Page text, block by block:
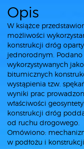
Opis
W książce
możliwości
konstrukcji dróg
jednorodnym. Podano
wykorzystywanych
bitumicznych
wystąpienia tzw.
wyniki prac
właściwości
konstrukcji dróg
od ruchu drogowego.
Omówiono:
w podłożu i